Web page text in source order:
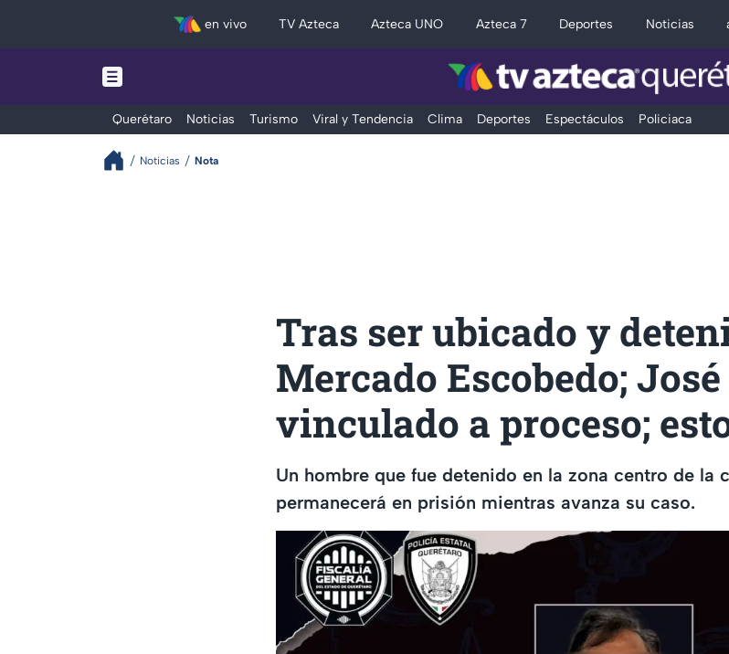
en vivo TV Azteca Azteca UNO Azteca 7 Deportes Noticias
Querétaro Noticias Turismo Viral y Tendencia Clima Deportes Espectáculos Policiaca
Noticias Nota
Tras ser ubicado y
Mercado Escobedo; José
vinculado a proceso;
Un hombre que fue detenido en la zona centro de la
permanecerá en prisión mientras avanza su caso.